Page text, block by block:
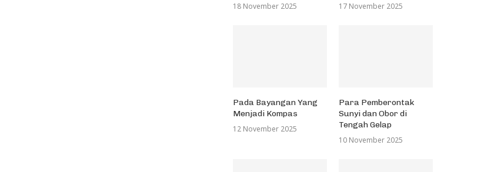
18 November 2025
17 November 2025
Pada Bayangan Yang
Menjadi Kompas
12 November 2025
Para Pemberontak
Sunyi dan Obor di
Tengah Gelap
10 November 2025